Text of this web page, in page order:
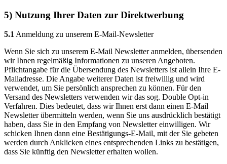
5) Nutzung Ihrer Daten zur Direktwerbung
5.1 Anmeldung zu unserem E-Mail-Newsletter
Wenn Sie sich zu unserem E-Mail Newsletter anmelden, übersenden
wir Ihnen regelmäßig Informationen zu unseren Angeboten.
Pflichtangabe für die Übersendung des Newsletters ist allein Ihre E-
Mailadresse. Die Angabe weiterer Daten ist freiwillig und wird
verwendet, um Sie persönlich ansprechen zu können. Für den
Versand des Newsletters verwenden wir das sog. Double Opt-in
Verfahren. Dies bedeutet, dass wir Ihnen erst dann einen E-Mail
Newsletter übermitteln werden, wenn Sie uns ausdrücklich bestätigt
haben, dass Sie in den Empfang von Newsletter einwilligen. Wir
schicken Ihnen dann eine Bestätigungs-E-Mail, mit der Sie gebeten
werden durch Anklicken eines entsprechenden Links zu bestätigen,
dass Sie künftig den Newsletter erhalten wollen.